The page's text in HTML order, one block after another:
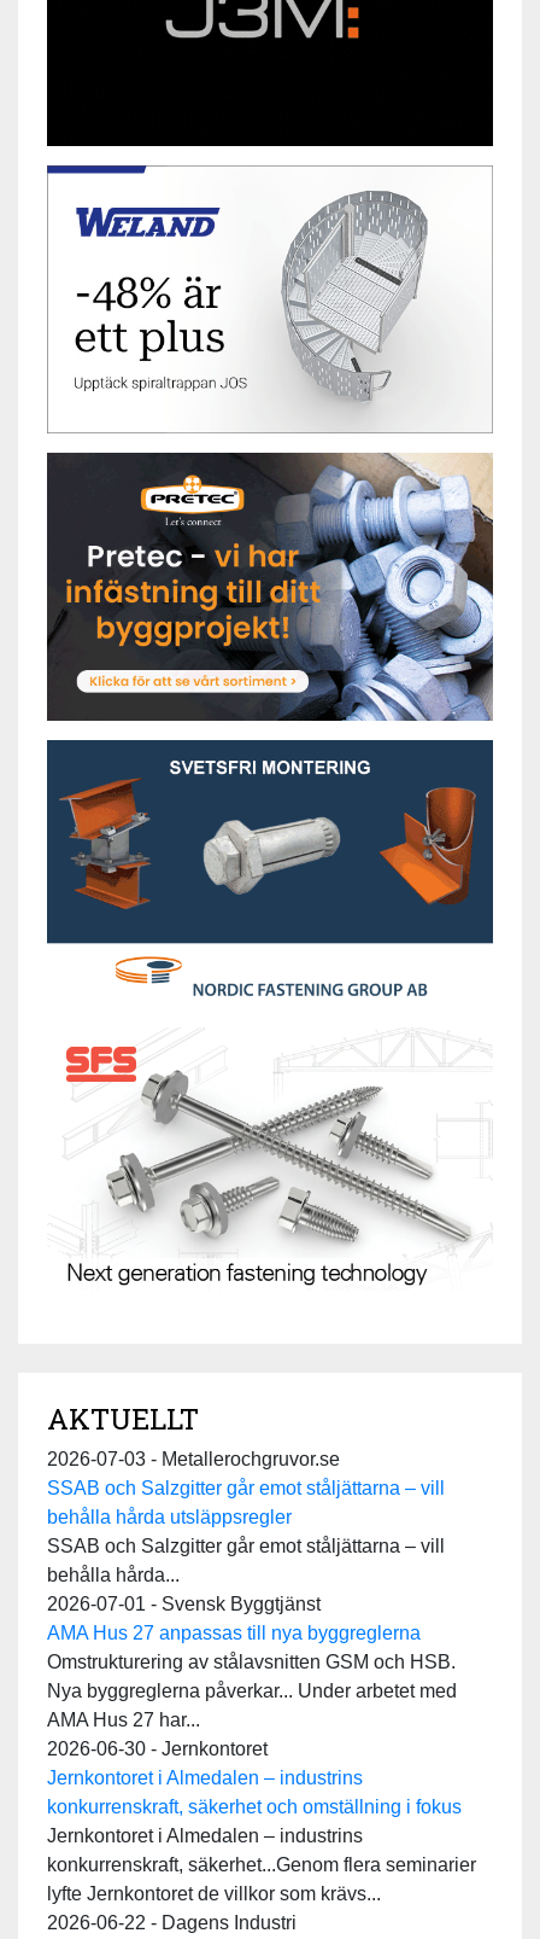
AKTUELLT
2026-07-03 - Metallerochgruvor.se
SSAB och Salzgitter går emot ståljättarna – vill
behålla hårda utsläppsregler
SSAB och Salzgitter går emot ståljättarna – vill
behålla hårda...
2026-07-01 - Svensk Byggtjänst
AMA Hus 27 anpassas till nya byggreglerna
Omstrukturering av stålavsnitten GSM och HSB.
Nya byggreglerna påverkar... Under arbetet med
AMA Hus 27 har...
2026-06-30 - Jernkontoret
Jernkontoret i Almedalen – industrins
konkurrenskraft, säkerhet och omställning i fokus
Jernkontoret i Almedalen – industrins
konkurrenskraft, säkerhet...Genom flera seminarier
lyfte Jernkontoret de villkor som krävs...
2026-06-22 - Dagens Industri